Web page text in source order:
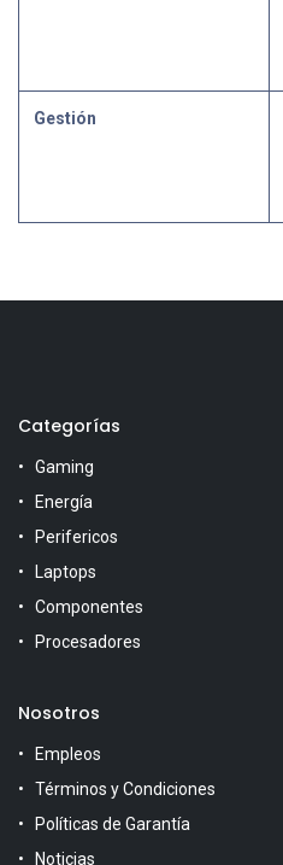
Gestión
Categorías
Gaming
Energía
Perifericos
Laptops
Componentes
Procesadores
Nosotros
Empleos
Términos y Condiciones
Políticas de Garantía
Noticias